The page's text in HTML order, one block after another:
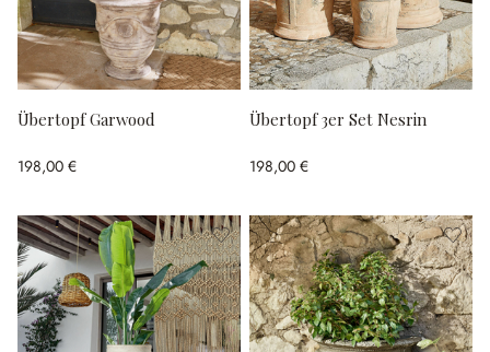
Übertopf Garwood
198,00 €
Übertopf 3er Set Nesrin
198,00 €